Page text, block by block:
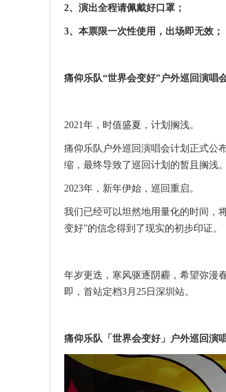
2、演出全程请佩戴好口罩；
3、本票限一次性使用，出场即无效；
痛仰乐队“世界会变好”户外巡回演唱
2021年，时值盛夏，计划搁浅。
痛仰乐队户外巡回演唱会计划正式公
缩，最终导致了巡回计划的暂且搁浅。
2023年，新年伊始，巡回重启。
我们已经可以坦然地用量化的时间，
变好”的信念得到了现实的初步印证。
年岁更迭，寒风驱逐阴霾，希望弥漫
即，首站定档3月25日深圳站。
痛仰乐队「世界会变好」户外巡回演